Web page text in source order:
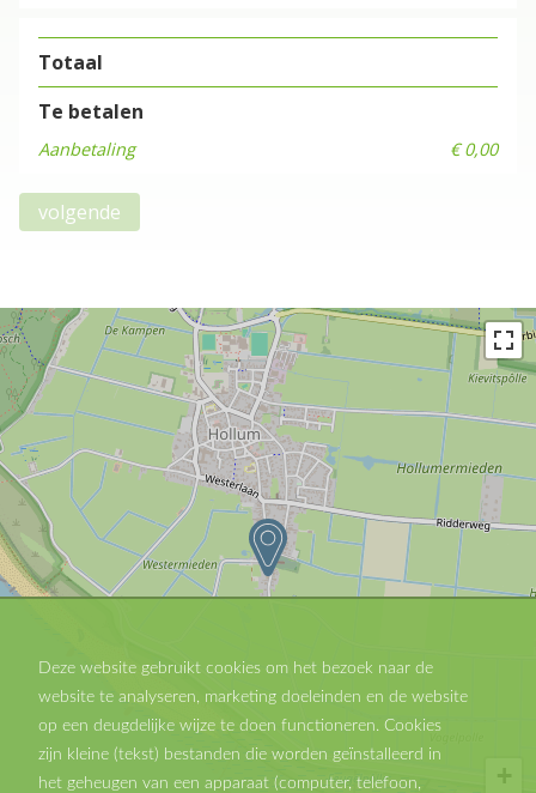
Totaal
Te betalen
Aanbetaling € 0,00
volgende
+
Deze website gebruikt cookies om het bezoek naar de
website te analyseren, marketing doeleinden en de website
op een deugdelijke wijze te doen functioneren. Cookies
zijn kleine (tekst) bestanden die worden geïnstalleerd in
het geheugen van een apparaat (computer, telefoon,